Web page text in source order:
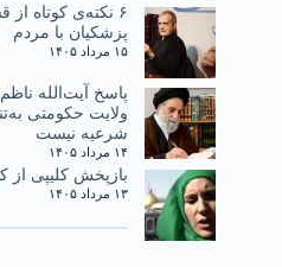
پزشکیان با مردم
۱۵ مرداد ۱۴۰۵
پاسخ آیت‌الله
ولایت حکومتی
شرعیه نیست
۱۴ مرداد ۱۴۰۵
بازپخش کلیپی از
۱۳ مرداد ۱۴۰۵